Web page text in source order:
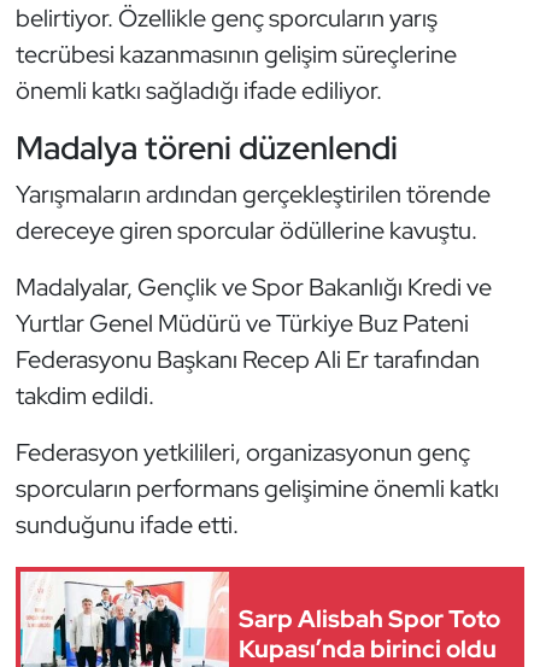
belirtiyor. Özellikle genç sporcuların yarış
tecrübesi kazanmasının gelişim süreçlerine
önemli katkı sağladığı ifade ediliyor.
Madalya töreni düzenlendi
Yarışmaların ardından gerçekleştirilen törende
dereceye giren sporcular ödüllerine kavuştu.
Madalyalar, Gençlik ve Spor Bakanlığı Kredi ve
Yurtlar Genel Müdürü ve Türkiye Buz Pateni
Federasyonu Başkanı Recep Ali Er tarafından
takdim edildi.
Federasyon yetkilileri, organizasyonun genç
sporcuların performans gelişimine önemli katkı
sunduğunu ifade etti.
Sarp Alisbah Spor Toto
Kupası’nda birinci oldu
Judo ve Kuraş
Kano ve Rafting
Karate
Kayak
Kick Boks
Kürek
Masa Tenisi
Modern Pentatlon
Motor Sporları
Muay Thai